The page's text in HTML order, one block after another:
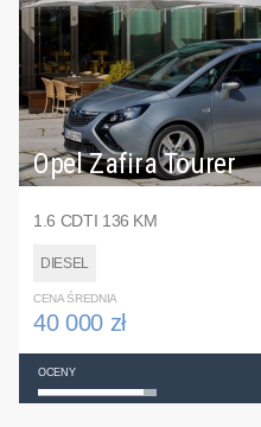
Opel Zafira Tourer
1.6 CDTI 136 KM
DIESEL
CENA ŚREDNIA
40 000 zł
OCENY